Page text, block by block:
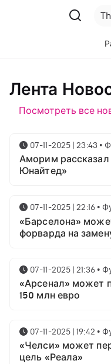
Лента
Посмотреть все
07-11-2025 | 23:43 •
Аморим
Юнайтед»
07-11-2025 | 22:16 •
«Барселона»
форварда на
07-11-2025 | 21:36 •
«Арсенал» может
150 млн евро
07-11-2025 | 19:42 •
«Челси» может
цель «Реала»